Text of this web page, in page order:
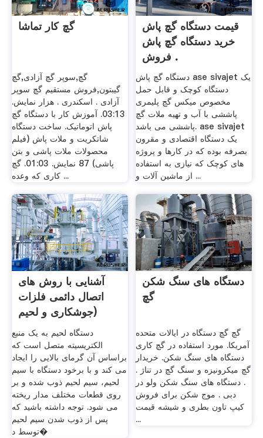
گچ کار تماشا
گچ,سوپر گچ آزادی,گچ
گیبتون,فروش مستقیم گچ سوپر
آزادی . اسکندری . هزار نمایش.
03:13. آموزش کار با دستگاه گچ
پاش اتوماتیک. ساخت دستگاه
شاتکریت و ملات پاش (فیلم
محصولات ملات پاشی و بتن
پاشی) 87 نمایش. 01:03. گچ
کاری که وعده ...
قیمت دستگاه گچ پاش
خرید دستگاه گچ پاش
فروش .
دستگاه گچ پاش ase sivajet یک
دستگاه کوچک و قابل حمل
مخصوص میکس گچ پلیمری
پاششی با آب و تهیه ملات گچ
پاششی می باشد. ase sivajet
یک دستگاه اقتصادی و مقرون
بصرفه بوده که در کارها و پروژه
های کوچک که نیازی به استفاده
از ماشین آلات و ...
آشنایی با روش های
اتصال دائمی فلزات
(جوشکاری و لحیم
دستگاه لحیم به یک منبع
الکتریسیته متصل است که
براساس آن گرمای بالایی را ایجاد
می کند و با برخود دستگاه با سیم
لحیم، سیم لحیم ذوب شده و بر
روی قطعات مختلف مدار ریخته
می شود. توجه داشته باشید که
پس از ذوب شدن سیم لحیم
توسط د�
دستگاه های سنگ شکن
گچ
گچ گچ دستگاه در ایالات متحده
آمریکا. مورد استفاده در گچ کاری
دستگاه های سنگ شکن. خریدار
گچ میکرونیزه و سنگ گچ در تناژ .
. دستگاه های سنگ شکن ولو در
دبی . موج شکن برای فروش
کیپ تاون بطری و شیشه قیمت
...